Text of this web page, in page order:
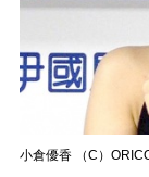
小倉優香 （C）